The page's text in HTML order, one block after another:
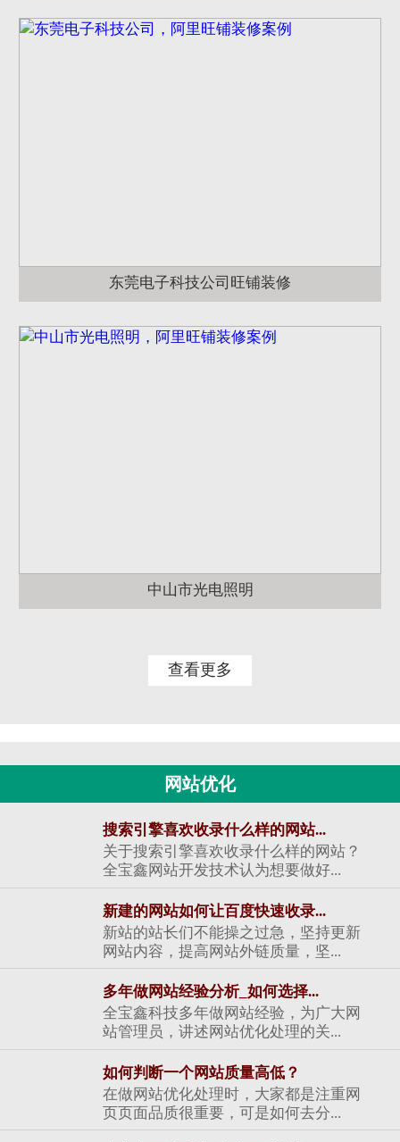
东莞电子科技公司旺铺装修
中山市光电照明
查看更多
网站优化
搜索引擎喜欢收录什么样的网站...
关于搜索引擎喜欢收录什么样的网站？
全宝鑫网站开发技术认为想要做好...
新建的网站如何让百度快速收录...
新站的站长们不能操之过急，坚持更新
网站内容，提高网站外链质量，坚...
多年做网站经验分析_如何选择...
全宝鑫科技多年做网站经验，为广大网
站管理员，讲述网站优化处理的关...
如何判断一个网站质量高低？
在做网站优化处理时，大家都是注重网
页页面品质很重要，可是如何去分...